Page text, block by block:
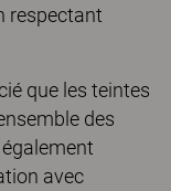
respectant
que les teintes
des
avec